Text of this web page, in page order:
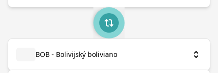
BOB - Bolivijský boliviano